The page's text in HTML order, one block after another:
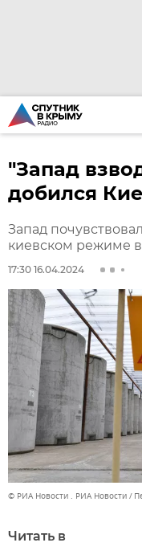
"Запад
добился
Запад
киевском режиме
17:30 16.04.2024
© РИА Новости . РИА Новости
Читать в